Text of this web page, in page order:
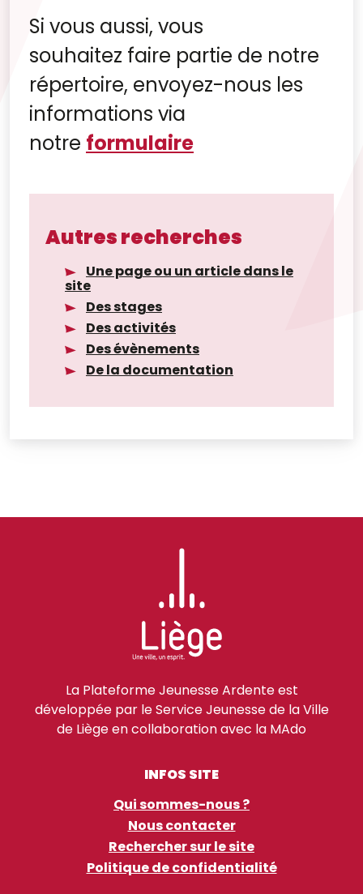
Si vous aussi, vous
souhaitez faire partie de notre
répertoire, envoyez-nous les
informations via
notre formulaire
Autres recherches
Une page ou un article dans le
site
Des stages
Des activités
Des évènements
De la documentation
La Plateforme Jeunesse Ardente est
développée par le Service Jeunesse de la Ville
de Liège en collaboration avec la MAdo
INFOS SITE
Qui sommes-nous ?
Nous contacter
Rechercher sur le site
Politique de confidentialité